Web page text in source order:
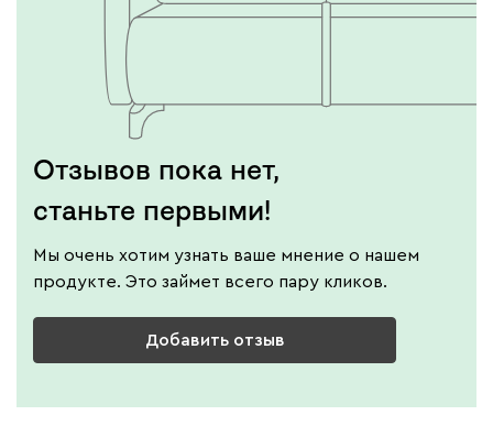
Отзывов пока нет,
станьте первыми!
Мы очень хотим узнать ваше мнение о нашем
продукте. Это займет всего пару кликов.
Добавить отзыв